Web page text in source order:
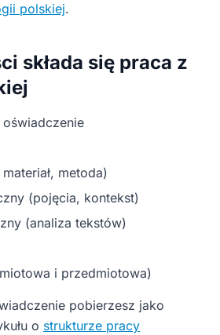
polskiej.
składa się praca z
oświadczenie
metoda)
(pojęcia, kontekst)
(analiza tekstów)
i przedmiotowa)
pobierzesz jako
o strukturze pracy